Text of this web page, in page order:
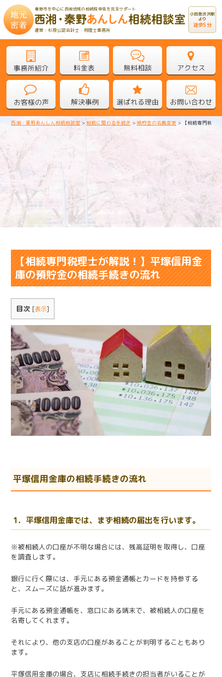
秦野市を中心に西湘地域の相続税申告を完全サポート
運営：杉原公認会計士・税理士事務所
小田急渋沢駅
より
徒歩5分
西湘・秦野あんしん相続相談室 >相続に関わる手続き >預貯金の名義変更 > 【相続専門税理
【相続専門税理士が解説！】平塚信
用金庫の預貯金の相続手続きの流れ
【相続専門税理士が解説！】平塚信用金
庫の預貯金の相続手続きの流れ
目次 [表示]
平塚信用金庫の相続手続きの流れ
1．平塚信用金庫では、まず相続の届出を行います。
※被相続人の口座が不明な場合には、残高証明を取得し、口座
を調査します。
銀行に行く際には、手元にある預金通帳とカードを持参する
と、スムーズに話が進みます。
手元にある預金通帳を、窓口にある端末で、被相続人の口座を
名寄してくれます。
それにより、他の支店の口座があることが判明することもあり
ます。
平塚信用金庫の場合、支店に相続手続きの担当者がいることが